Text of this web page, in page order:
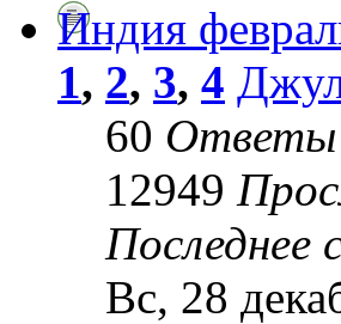
Индия
1, 2, 3, 4
60 Ответы
12949
Последнее
Вс, 28